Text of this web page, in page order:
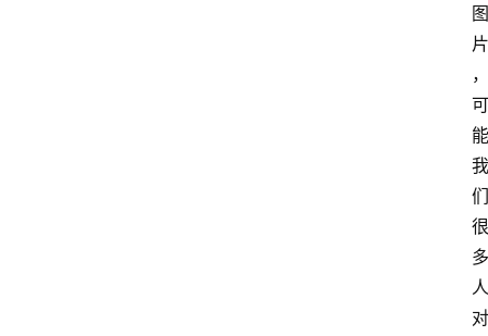
图
片
，
可
能
我
们
很
多
人
对